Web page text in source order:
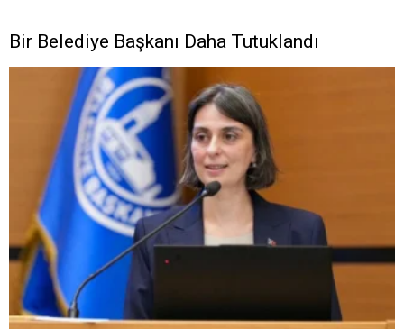
Bir Belediye Başkanı Daha Tutuklandı